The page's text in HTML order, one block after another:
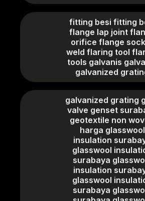
fitting besi fitting
flange lap joint
orifice flange
weld flaring tool
tools galvanis
galvanized
galvanized grating
valve genset
geotextile non
harga glasswool
insulation
glasswool
surabaya
insulation
glasswool
surabaya